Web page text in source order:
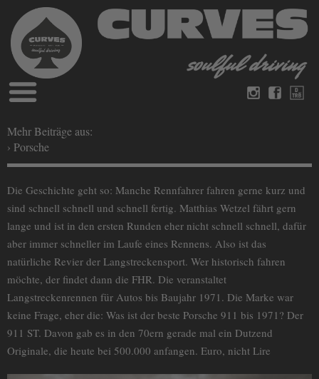
Blog
Magazine
Bücher
Videos
Datenschutz
Kontakt
Mehr Beiträge aus:
› Porsche
Die Geschichte geht so: Manche Rennfahrer fahren gerne kurz und
sind schnell schnell und schnell fertig. Matthias Wetzel fährt gern
lange und ist in den ersten Runden eher nicht schnell schnell, dafür
aber immer schneller im Laufe eines Rennens. Also ist das
natürliche Revier der Langstreckensport. Wer historisch fahren
möchte, der findet dann die FHR. Die veranstaltet
Langstreckenrennen für Autos bis Baujahr 1971. Die Marke war
keine Frage, eher die: Was ist der beste Porsche 911 bis 1971? Der
911 ST. Davon gab es in den 70ern gerade mal ein Dutzend
Originale, die heute bei 500.000 anfangen. Euro, nicht Lire